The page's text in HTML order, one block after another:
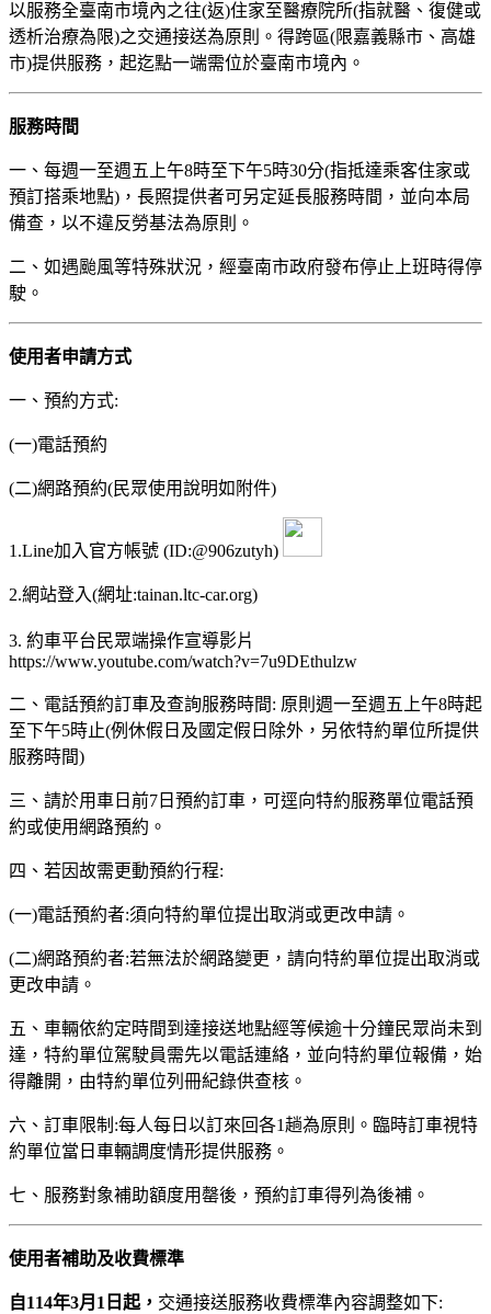
以服務全臺南市境內之往(返)住家至醫療院所(指就醫、復健或
透析治療為限)之交通接送為原則。得跨區(限嘉義縣市、高雄
市)提供服務，起迄點一端需位於臺南市境內。
服務時間
一、每週一至週五上午8時至下午5時30分(指抵達乘客住家或
預訂搭乘地點)，長照提供者可另定延長服務時間，並向本局
備查，以不違反勞基法為原則。
二、如遇颱風等特殊狀況，經臺南市政府發布停止上班時得停
駛。
使用者申請方式
一、預約方式:
(一)電話預約
(二)網路預約(民眾使用說明如附件)
1.Line加入官方帳號 (ID:@906zutyh)
2.網站登入(網址:tainan.ltc-car.org)
3. 約車平台民眾端操作宣導影片
https://www.youtube.com/watch?v=7u9DEthulzw
二、電話預約訂車及查詢服務時間: 原則週一至週五上午8時起
至下午5時止(例休假日及國定假日除外，另依特約單位所提供
服務時間)
三、請於用車日前7日預約訂車，可逕向特約服務單位電話預
約或使用網路預約。
四、若因故需更動預約行程:
(一)電話預約者:須向特約單位提出取消或更改申請。
(二)網路預約者:若無法於網路變更，請向特約單位提出取消或
更改申請。
五、車輛依約定時間到達接送地點經等候逾十分鐘民眾尚未到
達，特約單位駕駛員需先以電話連絡，並向特約單位報備，始
得離開，由特約單位列冊紀錄供查核。
六、訂車限制:每人每日以訂來回各1趟為原則。臨時訂車視特
約單位當日車輛調度情形提供服務。
七、服務對象補助額度用罄後，預約訂車得列為後補。
使用者補助及收費標準
自114年3月1日起， 交通接送服務收費標準內容調整如下: